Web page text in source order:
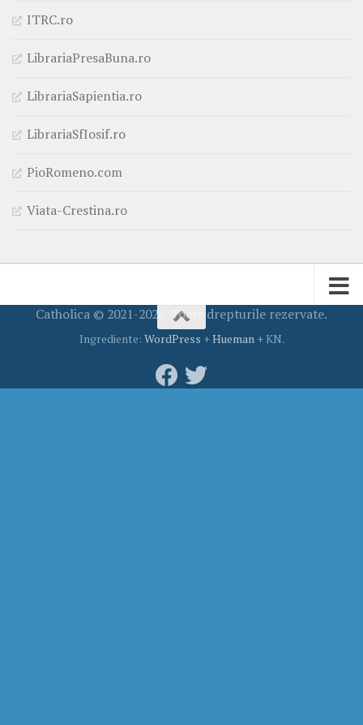
ITRC.ro
LibrariaPresaBuna.ro
LibrariaSapientia.ro
LibrariaSfIosif.ro
PioRomeno.com
Viata-Crestina.ro
Catholica © 2021-2026. Toate drepturile rezervate.
Ingrediente: WordPress +Hueman+ KN.